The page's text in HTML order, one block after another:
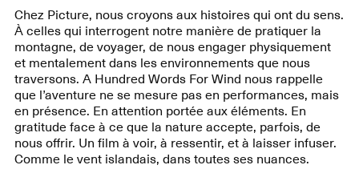
Chez Picture, nous croyons aux histoires qui ont du sens.
À celles qui interrogent notre manière de pratiquer la
montagne, de voyager, de nous engager physiquement
et mentalement dans les environnements que nous
traversons. A Hundred Words For Wind nous rappelle
que l’aventure ne se mesure pas en performances, mais
en présence. En attention portée aux éléments. En
gratitude face à ce que la nature accepte, parfois, de
nous offrir. Un film à voir, à ressentir, et à laisser infuser.
Comme le vent islandais, dans toutes ses nuances.